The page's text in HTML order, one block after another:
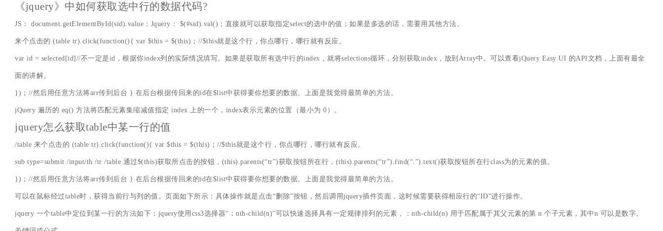
《jquery》中如何获取选中行的数据代码?
JS： document.getElementById(sid).value；Jquery： $(#sid).val()；直接就可以获取指定select的选中的值；如果是多选的话，需要用其他方法。
来个点击的 (table tr).click(function(){ var $this = $(this)；//$this就是这个行，你点哪行，哪行就有反应。
var id = selected[id]//不一定是id，根据你index列的实际情况填写。如果是获取所有选中行的index，就将selections循环，分别获取index，放到Array中。可以查看jQuery Easy UI 的API文档，上面有最全
面的讲解。
})；//然后用任意方法将arr传到后台 } 在后台根据传回来的id在$list中获得要你想要的数据。上面是我觉得最简单的方法。
jQuery 遍历的 eq() 方法将匹配元素集缩减值指定 index 上的一个，index表示元素的位置（最小为 0）。
jquery怎么获取table中某一行的值
/table 来个点击的 (table tr).click(function(){ var $this = $(this)；//$this就是这个行，你点哪行，哪行就有反应。
sub type=submit /input/th /tr /table 通过$(this)获取所点击的按钮，(this).parents(“tr”)获取按钮所在行，(this).parents(“tr”).find(“.”).text()获取按钮所在行class为的元素的值。
})；//然后用任意方法将arr传到后台 } 在后台根据传回来的id在$list中获得要你想要的数据。上面是我觉得最简单的方法。
可以在鼠标经过table时，获得当前行与列的值。页面如下所示：具体操作就是点击“删除”按钮，然后调用jquery插件页面，这时候需要获得相应行的“ID”进行操作。
jquery 一个table中定位到某一行的方法如下：jquery使用css3选择器“：nth-child(n)”可以快速选择具有一定规律排列的元素，：nth-child(n) 用于匹配属于其父元素的第 n 个子元素，其中n 可以是数字、